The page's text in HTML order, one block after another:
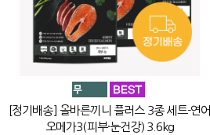
[정기배송] 올바른끼니 플러스 3종 세트-연어
오메가3(피부·눈건강) 3.6kg